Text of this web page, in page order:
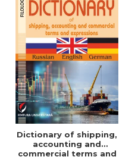
Dictionary of shipping,
accounting and
commercial terms and